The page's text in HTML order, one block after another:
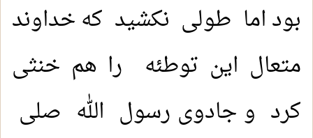
بود اما طولی نکشید که خداوند
متعال این توطئه را هم خنثی
کرد و جادوی رسول الله صلى